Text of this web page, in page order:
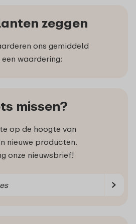
zeggen
ons gemiddeld
waardering:
missen?
op de hoogte van
nieuwe producten.
onze nieuwsbrief!